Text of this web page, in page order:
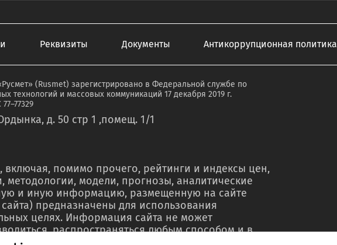
Реквизиты Документы Антикоррупционная политика
(Rusmet) зарегистрировано в Федеральной службе по
технологий и массовых коммуникаций 17 декабря 2019 г.
д. 50 стр 1 ,помещ. 1/1
помимо прочего, рейтинги и индексы цен,
модели, прогнозы, аналитические
и иную информацию, размещенную на сайте
предназначены для использования
целях. Информация сайта не может
распространяться любым способом и в
в рекламных материалах, в рамках